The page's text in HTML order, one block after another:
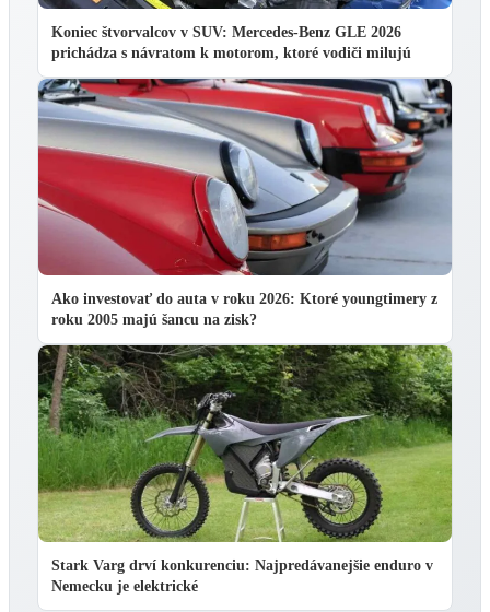
Koniec štvorvalcov v SUV: Mercedes-Benz GLE 2026
prichádza s návratom k motorom, ktoré vodiči milujú
Ako investovať do auta v roku 2026: Ktoré youngtimery z
roku 2005 majú šancu na zisk?
Stark Varg drví konkurenciu: Najpredávanejšie enduro v
Nemecku je elektrické